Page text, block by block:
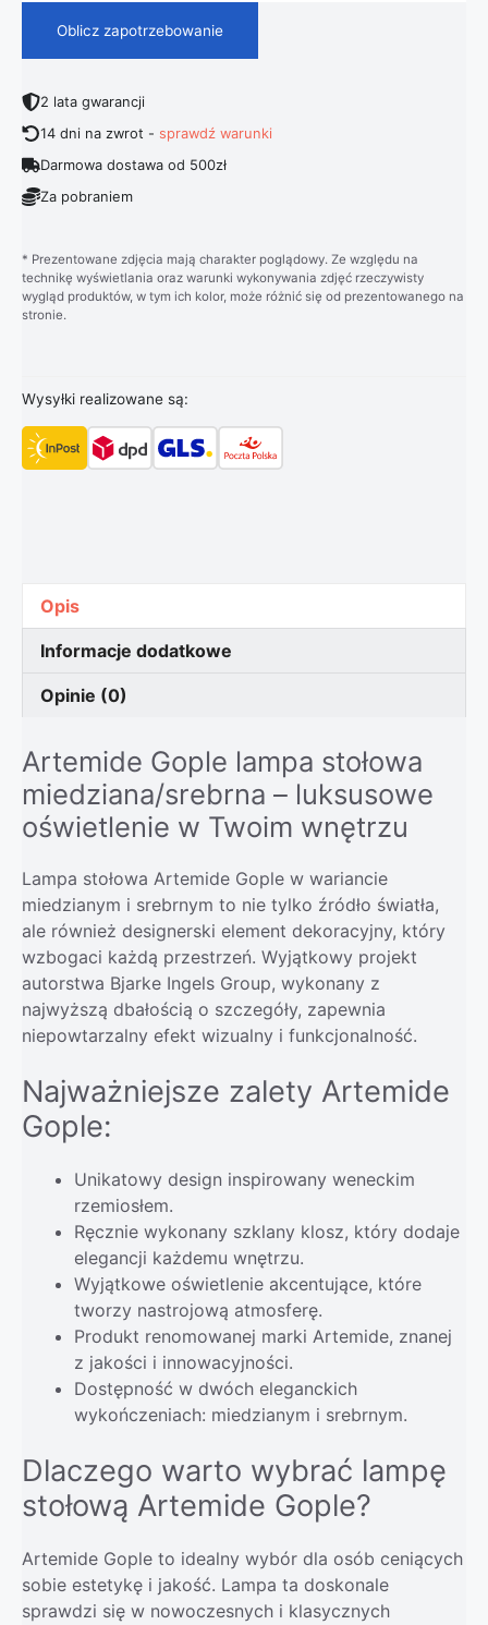
Oblicz zapotrzebowanie
2 lata gwarancji
14 dni na zwrot -sprawdź warunki
Darmowa dostawa od 500zł
Za pobraniem
* Prezentowane zdjęcia mają charakter poglądowy. Ze względu na
technikę wyświetlania oraz warunki wykonywania zdjęć rzeczywisty
wygląd produktów, w tym ich kolor, może różnić się od prezentowanego na
stronie.
Wysyłki realizowane są:
Opis
Informacje dodatkowe
Opinie (0)
Artemide Gople lampa stołowa
miedziana/srebrna – luksusowe
oświetlenie w Twoim wnętrzu
Lampa stołowa Artemide Gople w wariancie
miedzianym i srebrnym to nie tylko źródło światła,
ale również designerski element dekoracyjny, który
wzbogaci każdą przestrzeń. Wyjątkowy projekt
autorstwa Bjarke Ingels Group, wykonany z
najwyższą dbałością o szczegóły, zapewnia
niepowtarzalny efekt wizualny i funkcjonalność.
Najważniejsze zalety Artemide
Gople:
Unikatowy design inspirowany weneckim
rzemiosłem.
Ręcznie wykonany szklany klosz, który dodaje
elegancji każdemu wnętrzu.
Wyjątkowe oświetlenie akcentujące, które
tworzy nastrojową atmosferę.
Produkt renomowanej marki Artemide, znanej
z jakości i innowacyjności.
Dostępność w dwóch eleganckich
wykończeniach: miedzianym i srebrnym.
Dlaczego warto wybrać lampę
stołową Artemide Gople?
Artemide Gople to idealny wybór dla osób ceniących
sobie estetykę i jakość. Lampa ta doskonale
sprawdzi się w nowoczesnych i klasycznych